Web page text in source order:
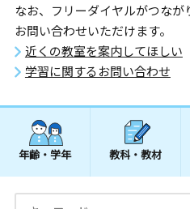
なお、フリーダイヤルがつな
お問い合わせいただけます。
近くの教室を案内してほしい
学習に関するお問い合わせ
年齢・学年 教科・教材